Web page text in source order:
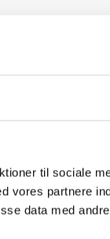
til sociale
vores partnere
data med
d. 13. april kl.